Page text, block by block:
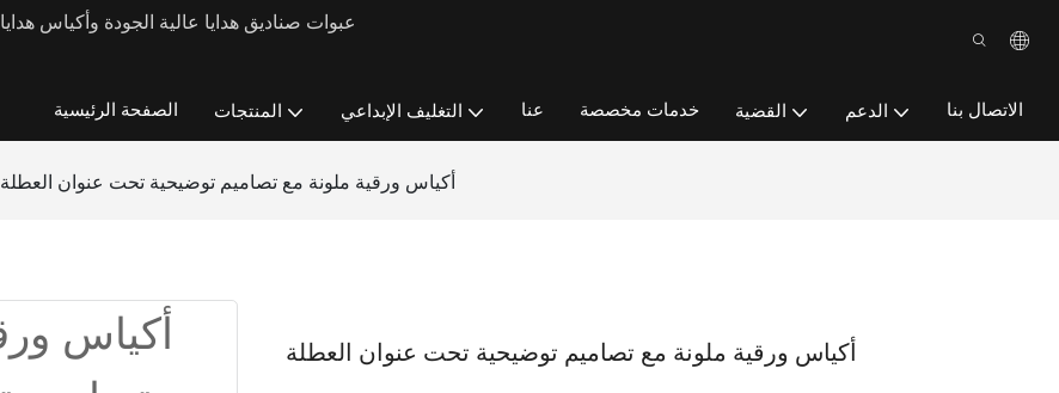
الصفحة الرئيسية المنتجات التغليف الإبداعي عنا خدمات مخصصة القضية الدعم الاتصال بنا
أكياس ورقية ملونة مع تصاميم توضيحية تحت عنوان العطلة
أكياس ورقية ملونة مع تصاميم توضيحية تحت عنوان العطلة